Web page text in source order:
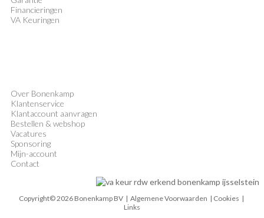
Financieringen
VA Keuringen
Over Bonenkamp
Klantenservice
Klantaccount aanvragen
Bestellen & webshop
Vacatures
Sponsoring
Mijn-account
Contact
Copyright© 2026 Bonenkamp BV | Algemene Voorwaarden | Cookies |
Links